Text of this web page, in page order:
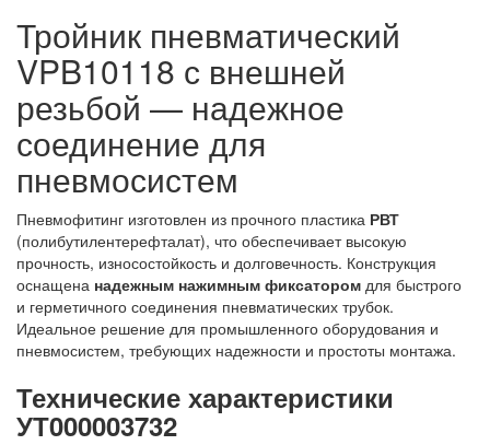
Тройник пневматический
VPB10118 с внешней
резьбой — надежное
соединение для
пневмосистем
Пневмофитинг изготовлен из прочного пластика РВТ
(полибутилентерефталат), что обеспечивает высокую
прочность, износостойкость и долговечность. Конструкция
оснащена надежным нажимным фиксатором для быстрого
и герметичного соединения пневматических трубок.
Идеальное решение для промышленного оборудования и
пневмосистем, требующих надежности и простоты монтажа.
Технические характеристики
УТ000003732